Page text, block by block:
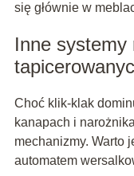
się głównie w
Inne systemy
Choć klik-klak
kanapach i
mechanizmy. Warto
automatem